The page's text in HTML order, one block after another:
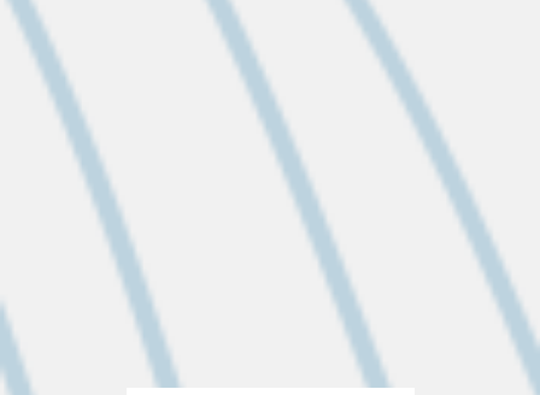
2026-08-26 09:10:23
ASSOCIATIONS : DEMANDES DE
SUBVENTIONS POUR L’ANNÉE 2027
Avant le 1er décembre 2026 Pour demander une subvention
municipale, les associations doivent compléter intégralement
le dossier avec toutes les pièces justificatives nécessaires, et
Previous